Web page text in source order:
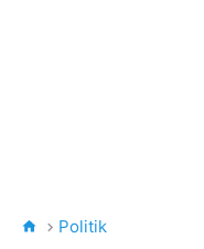
Politik